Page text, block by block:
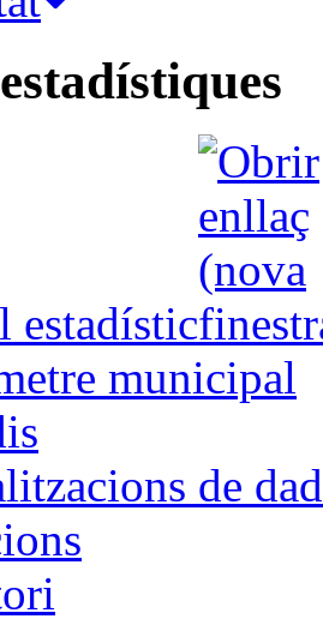
estadístic
municipal
de